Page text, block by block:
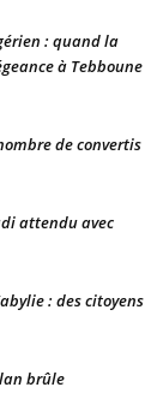
: quand la
à Tebboune
de convertis
attendu avec
: des citoyens
brûle